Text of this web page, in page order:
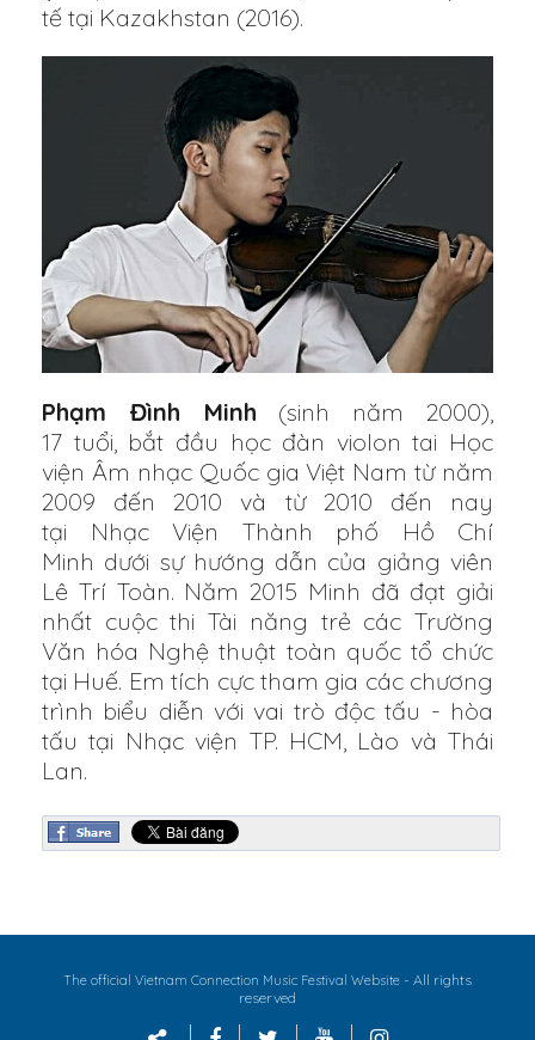
tế tại Kazakhstan (2016).
Phạm Đình Minh (sinh năm 2000),
17 tuổi, bắt đầu học đàn violon tai Học
viện Âm nhạc Quốc gia Việt Nam từ năm
2009 đến 2010 và từ 2010 đến nay
tại Nhạc Viện Thành phố Hồ Chí
Minh dưới sự hướng dẫn của giảng viên
Lê Trí Toàn. Năm 2015 Minh đã đạt giải
nhất cuộc thi Tài năng trẻ các Trường
Văn hóa Nghệ thuật toàn quốc tổ chức
tại Huế. Em tích cực tham gia các chương
trình biểu diễn với vai trò độc tấu - hòa
tấu tại Nhạc viện TP. HCM, Lào và Thái
Lan.
The official Vietnam Connection Music Festival Website - All rights
reserved